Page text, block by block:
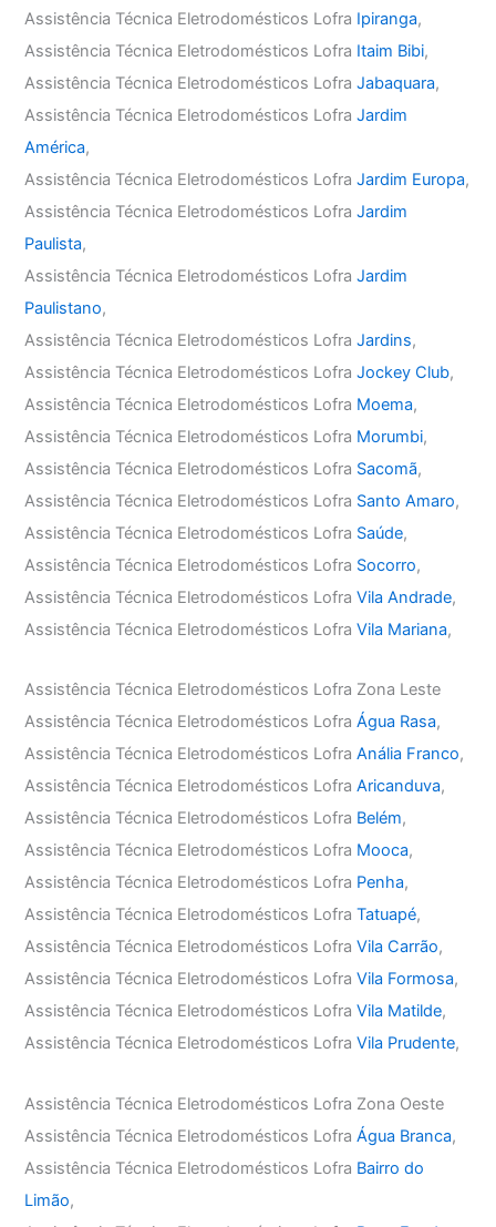
Assistência Técnica Eletrodomésticos Lofra Ipiranga,
Assistência Técnica Eletrodomésticos Lofra Itaim Bibi,
Assistência Técnica Eletrodomésticos LofraJabaquara,
Assistência Técnica Eletrodomésticos LofraJardim
América,
Assistência Técnica Eletrodomésticos LofraJardim Europa,
Assistência Técnica Eletrodomésticos LofraJardim
Paulista,
Assistência Técnica Eletrodomésticos LofraJardim
Paulistano,
Assistência Técnica Eletrodomésticos LofraJardins,
Assistência Técnica Eletrodomésticos LofraJockey Club,
Assistência Técnica Eletrodomésticos Lofra Moema,
Assistência Técnica Eletrodomésticos Lofra Morumbi,
Assistência Técnica Eletrodomésticos Lofra Sacomã,
Assistência Técnica Eletrodomésticos Lofra Santo Amaro,
Assistência Técnica Eletrodomésticos Lofra Saúde,
Assistência Técnica Eletrodomésticos Lofra Socorro,
Assistência Técnica Eletrodomésticos LofraVila Andrade,
Assistência Técnica Eletrodomésticos LofraVila Mariana,
Assistência Técnica Eletrodomésticos Lofra Zona Leste
Assistência Técnica Eletrodomésticos LofraÁgua Rasa,
Assistência Técnica Eletrodomésticos LofraAnália Franco,
Assistência Técnica Eletrodomésticos LofraAricanduva,
Assistência Técnica Eletrodomésticos Lofra Belém,
Assistência Técnica Eletrodomésticos Lofra Mooca,
Assistência Técnica Eletrodomésticos Lofra Penha,
Assistência Técnica Eletrodomésticos LofraTatuapé,
Assistência Técnica Eletrodomésticos LofraVila Carrão,
Assistência Técnica Eletrodomésticos LofraVila Formosa,
Assistência Técnica Eletrodomésticos LofraVila Matilde,
Assistência Técnica Eletrodomésticos LofraVila Prudente,
Assistência Técnica Eletrodomésticos Lofra Zona Oeste
Assistência Técnica Eletrodomésticos LofraÁgua Branca,
Assistência Técnica Eletrodomésticos Lofra Bairro do
Limão,